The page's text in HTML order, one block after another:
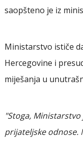
saopšteno je iz
Ministarstvo ističe
Hercegovine i
miješanja u
"Stoga,
prijateljske odnose.